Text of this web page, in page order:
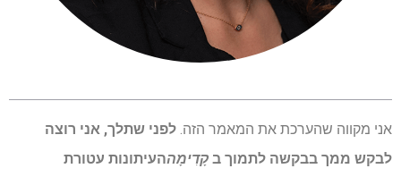
אני מקווה שהערכת את המאמר הזה. לפני שתלך, אני רוצה
לבקש ממך בבקשה לתמוך ב קָדִימָההעיתונות עטורת